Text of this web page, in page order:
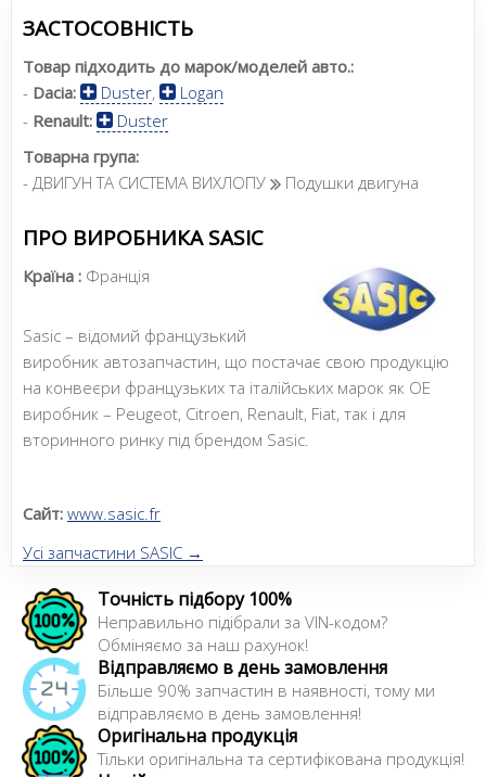
ЗАСТОСОВНІСТЬ
Товар підходить до марок/моделей авто.:
- Dacia: Duster,
Logan
- Renault:
Duster
Товарна група:
- ДВИГУН ТА СИСТЕМА ВИХЛОПУ
Подушки двигуна
ПРО ВИРОБНИКА SASIC
Країна : Франція
Sasic – відомий французький
виробник автозапчастин, що постачає свою продукцію
на конвеєри французьких та італійських марок як OE
виробник – Peugeot, Citroen, Renault, Fiat, так і для
вторинного ринку під брендом Sasic.
Сайт: www.sasic.fr
Усі запчастини SASIC →
Точність підбору 100%
Неправильно підібрали за VIN-кодом?
Обміняємо за наш рахунок!
Відправляємо в день замовлення
Більше 90% запчастин в наявності, тому ми
відправляємо в день замовлення!
Оригінальна продукція
Тільки оригінальна та сертифікована продукція!